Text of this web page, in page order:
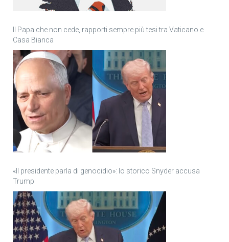
Il Papa che non cede, rapporti sempre più tesi tra Vaticano e
Casa Bianca
«Il presidente parla di genocidio»: lo storico Snyder accusa
Trump